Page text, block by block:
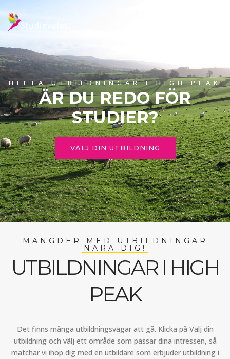
HITTA UTBILDNINGAR I HIGH PEAK
ÄR DU REDO FÖR
STUDIER?
VÄLJ DIN UTBILDNING
MÄNGDER MED UTBILDNINGAR
NÄRA DIG!
UTBILDNINGAR I HIGH
PEAK
Det finns många utbildningsvägar att gå. Klicka på Välj din
utbildning och välj ett område som passar dina intressen, så
matchar vi ihop dig med en utbildare som erbjuder utbildning i